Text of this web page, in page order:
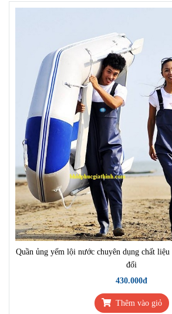
Quần ủng yếm lội nước chuyên dụng chất
đối
430.000đ
Thêm vào giỏ